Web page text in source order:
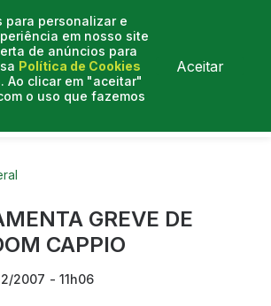
para personalizar e
em nosso site
de anúncios para
Política de Cookies
Ao clicar em "aceitar"
o uso que fazemos
Aceitar
GREVE DE
CAPPIO
2007 - 11h06